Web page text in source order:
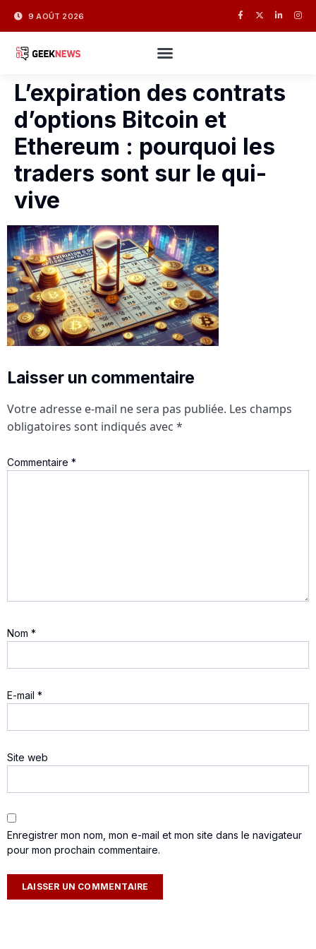
9 AOÛT 2026
L’expiration des contrats
d’options Bitcoin et
Ethereum : pourquoi les
traders sont sur le qui-
vive
Laisser un commentaire
Votre adresse e-mail ne sera pas publiée. Les champs
obligatoires sont indiqués avec *
Commentaire *
Nom *
E-mail *
Site web
Enregistrer mon nom, mon e-mail et mon site dans le navigateur
pour mon prochain commentaire.